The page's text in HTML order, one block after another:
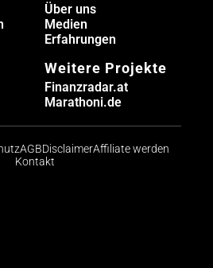
Über uns
Medien
Erfahrungen
Weitere Projekte
Finanzradar.at
Marathoni.de
AGBDisclaimerAffiliate werden
Kontakt